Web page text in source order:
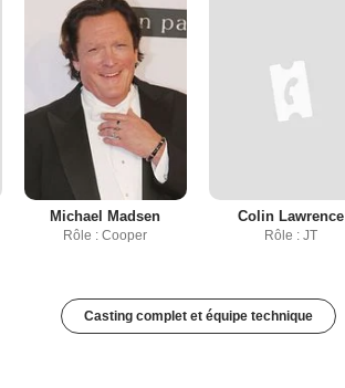
Michael Madsen
Rôle : Cooper
Colin Lawrence
Rôle : JT
Casting complet et équipe technique